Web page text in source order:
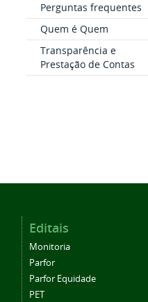
Perguntas frequentes
Quem é Quem
Transparência e
Prestação de Contas
Editais
Monitoria
Parfor
Parfor Equidade
PET